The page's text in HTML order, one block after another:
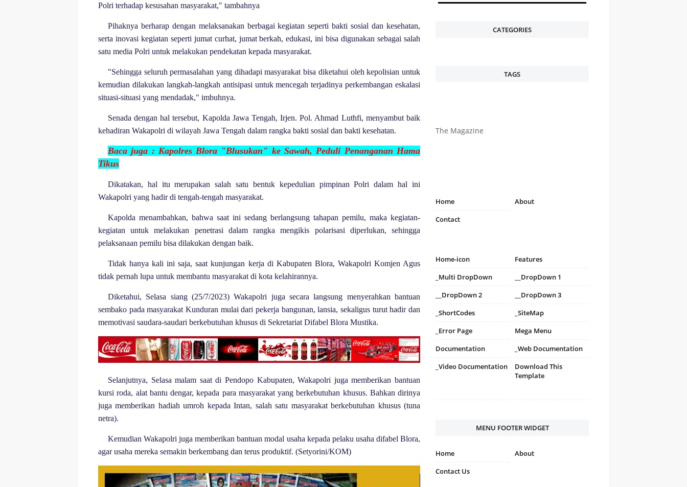
Polri terhadap kesusahan masyarakat," tambahnya
Pihaknya berharap dengan melaksanakan berbagai kegiatan seperti bakti sosial dan kesehatan,
serta inovasi kegiatan seperti jumat curhat, jumat berkah, edukasi, ini bisa digunakan sebagai salah
satu media Polri untuk melakukan pendekatan kepada masyarakat.
"Sehingga seluruh permasalahan yang dihadapi masyarakat bisa diketahui oleh kepolisian untuk
kemudian dilakukan langkah-langkah antisipasi untuk mencegah terjadinya perkembangan eskalasi
situasi-situasi yang mendadak," imbuhnya.
Senada dengan hal tersebut, Kapolda Jawa Tengah, Irjen. Pol. Ahmad Luthfi, menyambut baik
kehadiran Wakapolri di wilayah Jawa Tengah dalam rangka bakti sosial dan bakti kesehatan.
Baca juga : Kapolres Blora "Blusukan" ke Sawah, Peduli Penanganan Hama
Tikus
Dikatakan, hal itu merupakan salah satu bentuk kepedulian pimpinan Polri dalam hal ini
Wakapolri yang hadir di tengah-tengah masyarakat.
Kapolda menambahkan, bahwa saat ini sedang berlangsung tahapan pemilu, maka kegiatan-
kegiatan untuk melakukan penetrasi dalam rangka mengikis polarisasi diperlukan, sehingga
pelaksanaan pemilu bisa dilakukan dengan baik.
Tidak hanya kali ini saja, saat kunjungan kerja di Kabupaten Blora, Wakapolri Komjen Agus
tidak pernah lupa untuk membantu masyarakat di kota kelahirannya.
Diketahui, Selasa siang (25/7/2023) Wakapolri juga secara langsung menyerahkan bantuan
sembako pada masyarakat Kunduran mulai dari pekerja bangunan, lansia, sekaligus turut hadir dan
memotivasi saudara-saudari berkebutuhan khusus di Sekretariat Difabel Blora Mustika.
Selanjutnya, Selasa malam saat di Pendopo Kabupaten, Wakapolri juga memberikan bantuan
kursi roda, alat bantu dengar, kepada para masyarakat yang berkebutuhan khusus. Bahkan dirinya
juga memberikan hadiah umroh kepada Intan, salah satu masyarakat berkebutuhan khusus (tuna
netra).
Kemudian Wakapolri juga memberikan bantuan modal usaha kepada pelaku usaha difabel Blora,
agar usaha mereka semakin berkembang dan terus produktif. (Setyorini/KOM)
CATEGORIES
TAGS
The Magazine
Home
About
Contact
Home-icon
Features
_Multi DropDown
__DropDown 1
__DropDown 2
__DropDown 3
_ShortCodes
_SiteMap
_Error Page
Mega Menu
Documentation
_Web Documentation
_Video Documentation
Download This
Template
MENU FOOTER WIDGET
Home
About
Contact Us